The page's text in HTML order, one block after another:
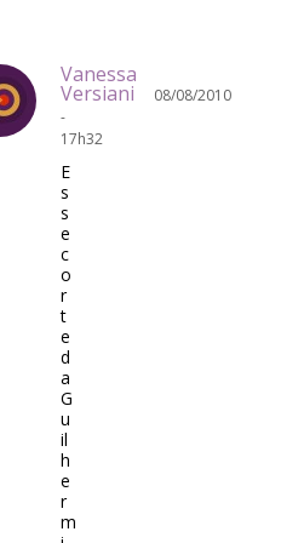
Vanessa
Versiani
08/08/2010
-
17h32
E
s
s
e
c
o
r
t
e
d
a
G
u
il
h
e
r
m